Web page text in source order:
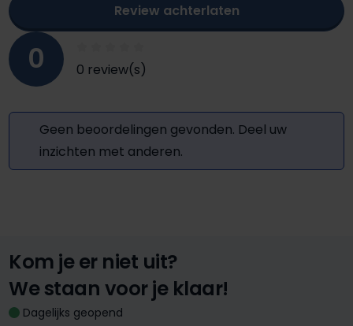
0 0 review(s)
Review achterlaten
Geen beoordelingen gevonden. Deel uw
inzichten met anderen.
Kom je er niet uit?
We staan voor je klaar!
Dagelijks geopend